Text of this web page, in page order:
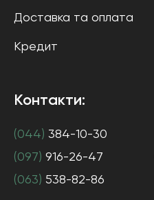
Доставка та оплата
Кредит
Контакти:
(044) 384-10-30
(097) 916-26-47
(063) 538-82-86